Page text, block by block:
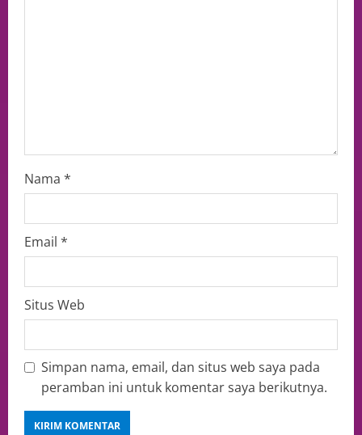
Nama *
Email *
Situs Web
Simpan nama, email, dan situs web saya pada
peramban ini untuk komentar saya berikutnya.